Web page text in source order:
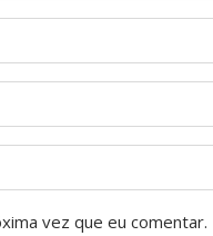
vez que eu comentar.